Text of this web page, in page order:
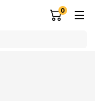
0